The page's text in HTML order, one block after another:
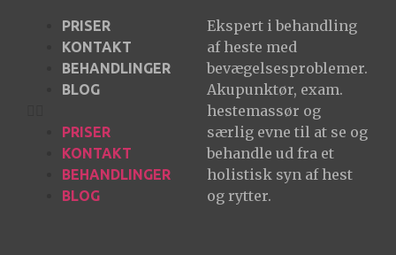
PRISER
KONTAKT
BEHANDLINGER
BLOG
PRISER
KONTAKT
BEHANDLINGER
BLOG
Ekspert i behandling
af heste med
bevægelsesproblemer.
Akupunktør, exam.
hestemassør og
særlig evne til at se og
behandle ud fra et
holistisk syn af hest
og rytter.